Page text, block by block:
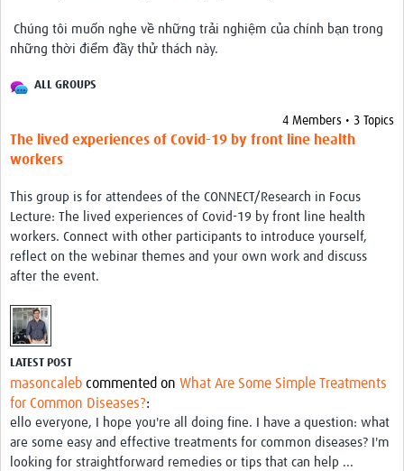
Chúng tôi muốn nghe về những trải nghiệm của chính bạn trong
những thời điểm đầy thử thách này.
ALL GROUPS
4 Members • 3 Topics
The lived experiences of Covid-19 by front line health
workers
This group is for attendees of the CONNECT/Research in Focus
Lecture: The lived experiences of Covid-19 by front line health
workers. Connect with other participants to introduce yourself,
reflect on the webinar themes and your own work and discuss
after the event.
LATEST POST
masoncaleb commented on What Are Some Simple Treatments
for Common Diseases?:
ello everyone, I hope you're all doing fine. I have a question: what
are some easy and effective treatments for common diseases? I'm
looking for straightforward remedies or tips that can help ...